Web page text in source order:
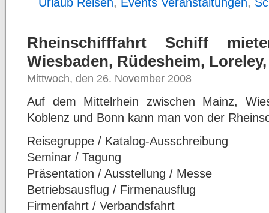
Rheinschifffahrt Schiff
Wiesbaden, Rüdesheim,
Mittwoch, den 26. November 2008
Auf dem Mittelrhein zwischen Mainz,
Koblenz und Bonn kann man von der
Reisegruppe / Katalog-Ausschreibung
Seminar / Tagung
Präsentation / Ausstellung / Messe
Betriebsausflug / Firmenausflug
Firmenfahrt / Verbandsfahrt